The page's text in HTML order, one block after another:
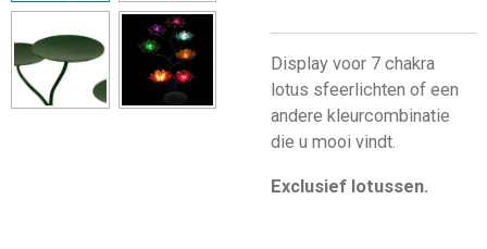
Display voor 7 chakra
lotus sfeerlichten of een
andere kleurcombinatie
die u mooi vindt.
Exclusief lotussen.